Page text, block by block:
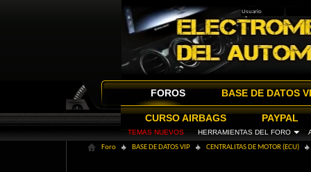
FOROS
TEMAS NUEVOS HERRAMIENTAS DEL FORO
BASE DE DATOS
CURSO AIRBAGS PAYPAL
Foro BASE DE DATOS VIP CENTRALITAS DE MOTOR (ECU)